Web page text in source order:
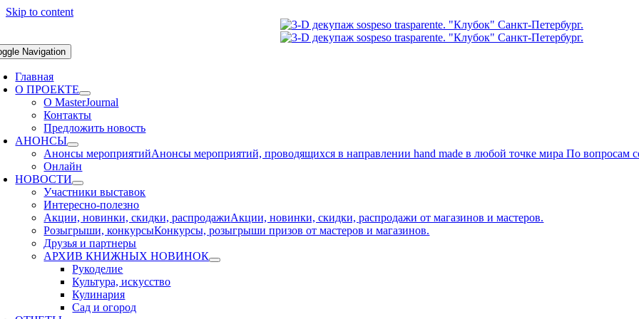
Skip to content
Navigation
Главная
О ПРОЕКТЕ
О MasterJournal
Контакты
Предложить новость
АНОНСЫ
Анонсы мероприятийАнонсы мероприятий, проводящихся в направлении hand made в любой точке мира По вопросам
Онлайн
НОВОСТИ
Участники выставок
Интересно-полезно
Акции, новинки, скидки, распродажиАкции, новинки, скидки, распродажи от магазинов и мастеров.
Розыгрыши, конкурсыКонкурсы, розыгрыши призов от мастеров и магазинов.
Друзья и партнеры
АРХИВ КНИЖНЫХ НОВИНОК
Рукоделие
Культура, искусство
Кулинария
Сад и огород